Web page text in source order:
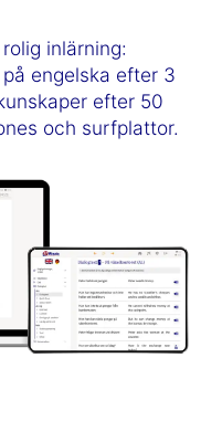
inlärning:
engelska efter 3
efter 50
och surfplattor.